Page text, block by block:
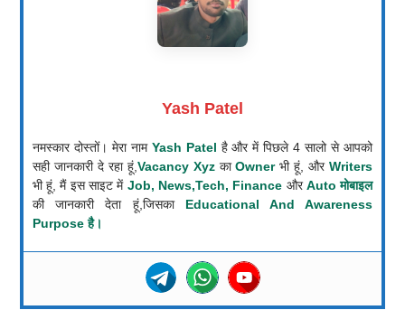
Yash Patel
नमस्कार दोस्तों। मेरा नाम Yash Patel है और में पिछले 4 सालो से आपको
सही जानकारी दे रहा हूं, Vacancy Xyz काOwnerभी हूं, औरWriters
भी हूं, मैं इस साइट में Job, News,Tech, Finance औरAuto मोबाइल
की जानकारी देता हूं,जिसका Educational And Awareness
Purpose है।